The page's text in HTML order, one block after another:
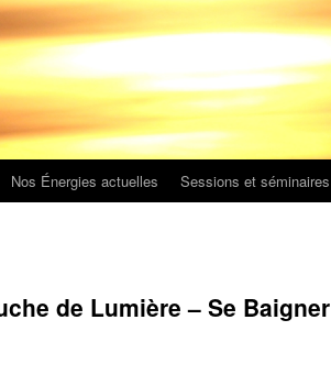
Nos Énergies actuelles Sessions et séminaires
de Lumière – Se Baigner